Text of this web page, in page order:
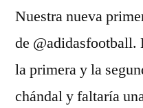
Nuestra nueva
de @adidasfootball.
la primera y la
chándal y faltaría